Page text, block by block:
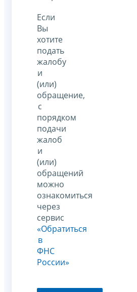
Если
Вы
хотите
подать
жалобу
и
(или)
обращение,
с
порядком
подачи
жалоб
и
(или)
обращений
можно
ознакомиться
через
сервис
«Обратиться
в
ФНС
России»